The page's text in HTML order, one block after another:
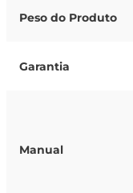
Peso do Produto
Garantia
Manual